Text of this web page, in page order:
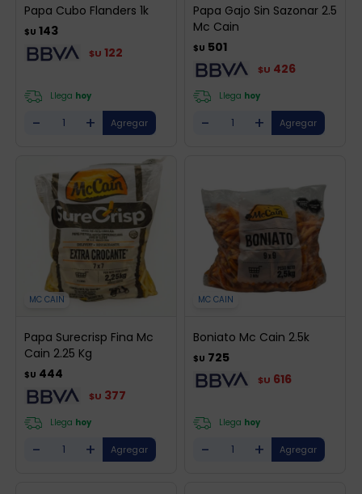
Papa Cubo Flanders 1k
$U 143
$U 122
Llega hoy
- +
Papa Gajo Sin Sazonar 2.5
Mc Cain
$U 501
$U 426
Llega hoy
- +
MC CAIN
Papa Surecrisp Fina Mc
Cain 2.25 Kg
$U 444
$U 377
Llega hoy
- +
MC CAIN
Boniato Mc Cain 2.5k
$U 725
$U 616
Llega hoy
- +